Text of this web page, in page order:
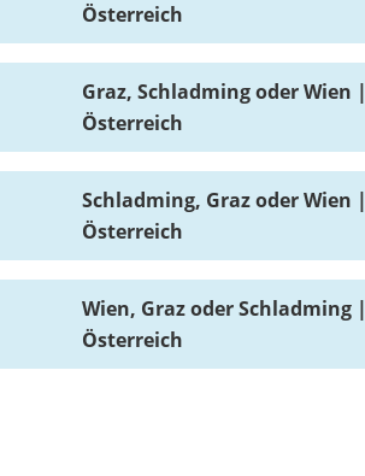
Österreich
Graz, Schladming oder Wien |
Österreich
Schladming, Graz oder Wien |
Österreich
Wien, Graz oder Schladming |
Österreich